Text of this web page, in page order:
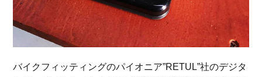
バイクフィッティングのパイオニア”RETUL”社のデジタ